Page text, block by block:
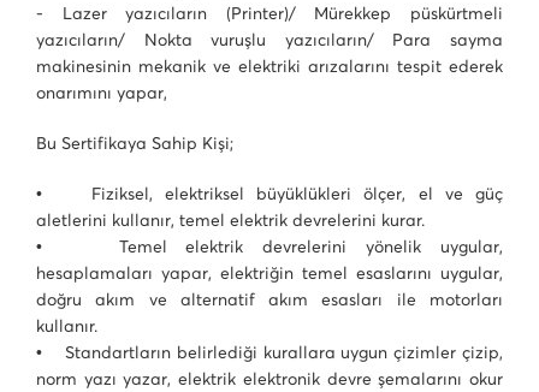
- Lazer yazıcıların (Printer)/ Mürekkep püskürtmeli
yazıcıların/ Nokta vuruşlu yazıcıların/ Para sayma
makinesinin mekanik ve elektriki arızalarını tespit ederek
onarımını yapar,
Bu Sertifikaya Sahip Kişi;
• Fiziksel, elektriksel büyüklükleri ölçer, el ve güç
aletlerini kullanır, temel elektrik devrelerini kurar.
• Temel elektrik devrelerini yönelik uygular,
hesaplamaları yapar, elektriğin temel esaslarını uygular,
doğru akım ve alternatif akım esasları ile motorları
kullanır.
• Standartların belirlediği kurallara uygun çizimler çizip,
norm yazı yazar, elektrik elektronik devre şemalarını okur